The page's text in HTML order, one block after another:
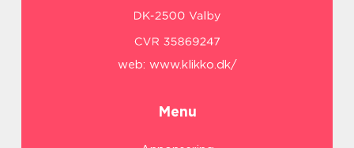
web: www.klikko.dk/
Menu